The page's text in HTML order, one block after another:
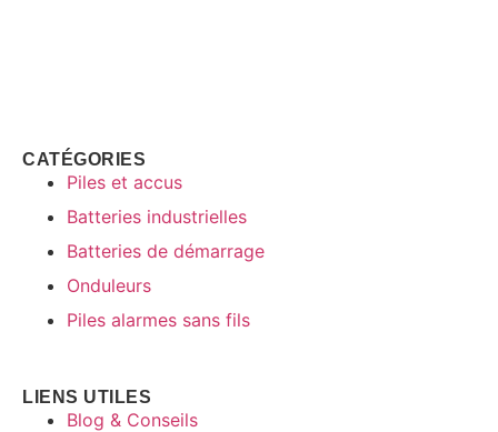
CATÉGORIES
Piles et accus
Batteries industrielles
Batteries de démarrage
Onduleurs
Piles alarmes sans fils
LIENS UTILES
Blog & Conseils